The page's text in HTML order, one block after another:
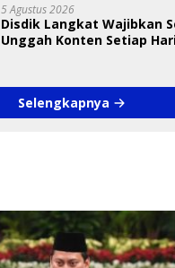
5 Agustus 2026
Disdik Langkat Wajibkan
Unggah Konten Setiap
Selengkapnya